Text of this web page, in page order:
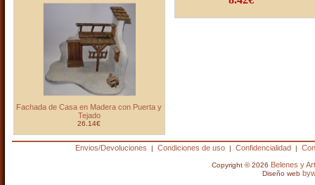
Fachada de Casa en Madera con Puerta y
Tejado
26.14€
Envios/Devoluciones | Condiciones de uso| Confidencialidad |
Copyright © 2026 Belenes y
Diseño web